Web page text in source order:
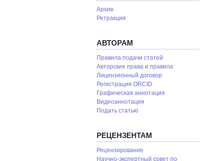
Архив
Ретракция
АВТОРАМ
Правила подачи статей
Авторские права и правила
Лицензионный договор
Регистрация ORCID
Графическая аннотация
Видеоаннотация
Подать статью
РЕЦЕНЗЕНТАМ
Рецензирование
Научно-экспертный совет по